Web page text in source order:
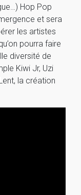
Hop Pop
et sera
les artistes
pourra faire
diversité de
Kiwi Jr, Uzi
la création